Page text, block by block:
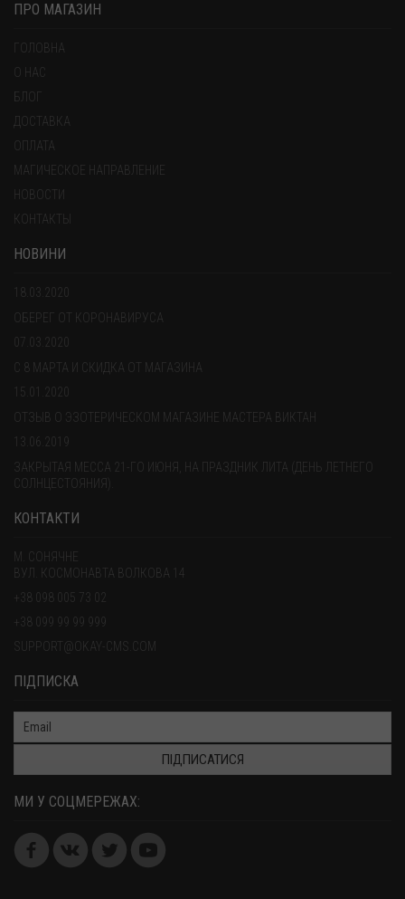
ПРО МАГАЗИН
ГОЛОВНА
О НАС
ДОСТАВКА
ОПЛАТА
МАГИЧЕСКОЕ НАПРАВЛЕНИЕ
НОВОСТИ
КОНТАКТЫ
НОВИНИ
18.03.2020
ОБЕРЕГ ОТ КОРОНАВИРУСА
07.03.2020
С 8 МАРТА И СКИДКА ОТ МАГАЗИНА
ОТЗЫВ О ЭЗОТЕРИЧЕСКОМ МАГАЗИНЕ МАСТЕРА ВИКТАН
13.06.2019
ЗАКРЫТАЯ МЕССА 21-ГО ИЮНЯ, НА ПРАЗДНИК ЛИТА (ДЕНЬ ЛЕТНЕГО
СОЛНЦЕСТОЯНИЯ).
КОНТАКТИ
М. СОНЯЧНЕ
ВУЛ. КОСМОНАВТА ВОЛКОВА 14
+38 098 005 73 02
+38 099 99 99 999
SUPPORT@OKAY-CMS.COM
ПІДПИСКА
ПІДПИСАТИСЯ
МИ У СОЦМЕРЕЖАХ: